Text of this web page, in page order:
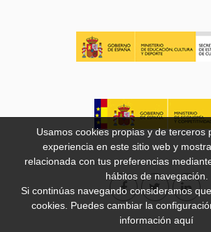
Usamos cookies propias y de terceros
experiencia en este sitio web y
relacionada con tus preferencias
hábitos de navegación.
Si continúas navegando consideramos
cookies. Puedes cambiar la
información aquí